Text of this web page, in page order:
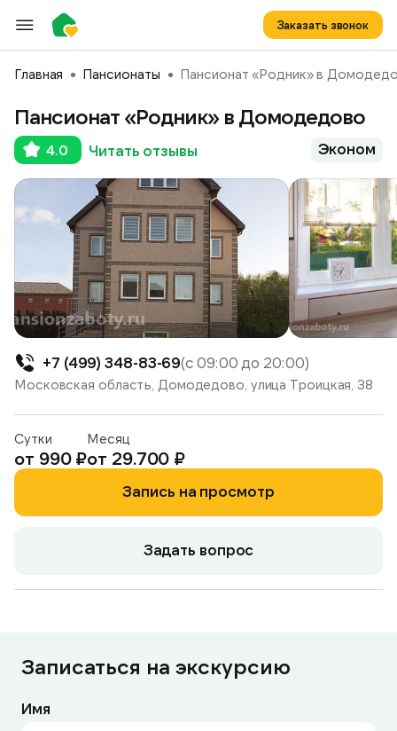
Заказать звонок
Главная Пансионаты Пансионат «Родник» в
Эконом
Читать отзывы
4.0
Московская область, Домодедово, улица Троицкая, 38
Пансионат «Родник» в Домодедово
+7 (499) 348-83-69(с 09:00 до 20:00)
Запись на просмотр
Задать вопрос
Сутки
от 990 ₽
Месяц
от 29.700 ₽
Записаться на экскурсию
Имя